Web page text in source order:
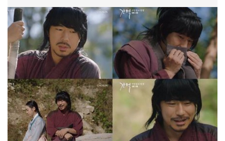
이진희는 특유의 사랑스러움이 묻어나는 발랄함으로 극의
분위기를 환기시키며, 캐릭터의 매력을 배가했다. 특히
프로페셔널한 면모와 분위기 메이커 사이를 오가는 이진희의
생동감 있는 연기는 매 장면마다 몰입을 높이며 강지영의 남은
이야기를 더욱 기다려지게 만들고 있…